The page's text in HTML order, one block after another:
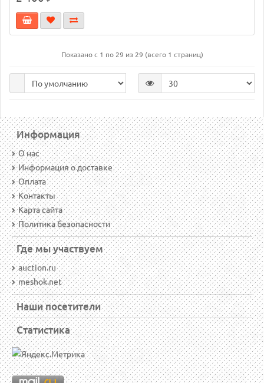
Показано с 1 по 29 из 29 (всего 1 страниц)
Информация
О нас
Информация о доставке
Оплата
Контакты
Карта сайта
Политика безопасности
Где мы участвуем
auction.ru
meshok.net
Наши посетители
Статистика